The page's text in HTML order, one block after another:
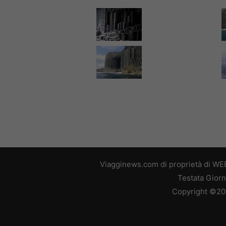
Viagginews.com di proprietà di
Testata
Copyright